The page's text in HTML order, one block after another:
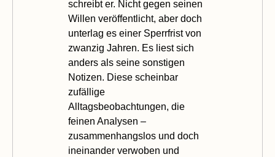
schreibt er. Nicht gegen seinen
Willen veröffentlicht, aber doch
unterlag es einer Sperrfrist von
zwanzig Jahren. Es liest sich
anders als seine sonstigen
Notizen. Diese scheinbar
zufällige
Alltagsbeobachtungen, die
feinen Analysen –
zusammenhangslos und doch
ineinander verwoben und